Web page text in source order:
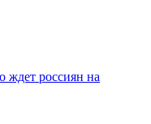
ждет россиян на